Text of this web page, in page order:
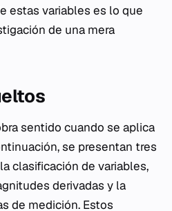
estas variables es lo que
de una mera
sentido cuando se aplica
se presentan tres
clasificación de variables,
derivadas y la
de medición. Estos